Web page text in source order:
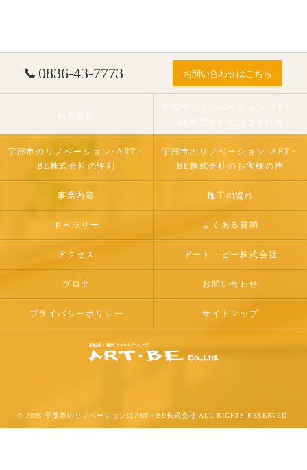
0836-43-7773 お問い合わせはこちら
宇部市のリノベーション･ART・
BE株式会社の評判
宇部市のリノベーション･ART・
BE株式会社のお客様の声
事業内容 施工の流れ
ギャラリー よくある質問
アクセス アート・ビー株式会社
ブログ お問い合わせ
プライバシーポリシー サイトマップ
© 2026 宇部市のリノベーションはART・BE株式会社 ALL RIGHTS RESERVED.